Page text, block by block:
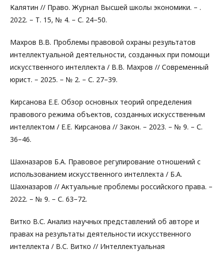
Калятин // Право. Журнал Высшей школы экономики. – .
2022. – Т. 15, № 4. – С. 24–50.
Махров В.В. Проблемы правовой охраны результатов
интеллектуальной деятельности, созданных при помощи
искусственного интеллекта / В.В. Махров // Современный
юрист. – 2025. – № 2. – С. 27–39.
Кирсанова Е.Е. Обзор основных теорий определения
правового режима объектов, созданных искусственным
интеллектом / Е.Е. Кирсанова // Закон. – 2023. – № 9. – С.
36–46.
Шахназаров Б.А. Правовое регулирование отношений с
использованием искусственного интеллекта / Б.А.
Шахназаров // Актуальные проблемы российского права. –
2022. – № 9. – С. 63–72.
Витко В.С. Анализ научных представлений об авторе и
правах на результаты деятельности искусственного
интеллекта / В.С. Витко // Интеллектуальная